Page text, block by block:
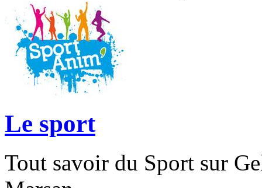
Le sport
Tout savoir du Sport sur